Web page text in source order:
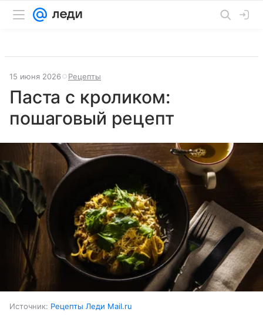
15 июня 2026 Рецепты
Паста с кроликом:
пошаговый рецепт
Источник: Рецепты Леди Mail.ru